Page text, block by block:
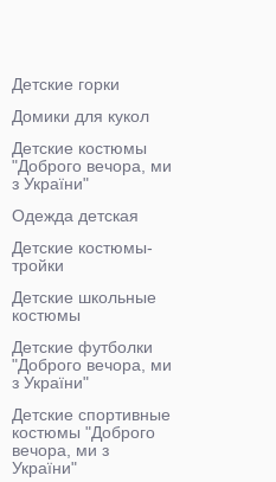
Детские горки
Домики для кукол
Детские костюмы
"Доброго вечора, ми
з України"
Одежда детская
Детские костюмы-
тройки
Детские школьные
костюмы
Детские футболки
"Доброго вечора, ми
з України"
Детские спортивные
костюмы "Доброго
вечора, ми з
України"